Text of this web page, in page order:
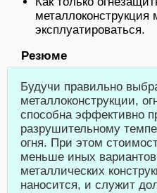
металлоконструкция
эксплуатироваться.
Резюме
Будучи правильно
металлоконструкции,
способна эффективно
разрушительному
огня. При этом
меньше иных
металлических
наносится, и служит